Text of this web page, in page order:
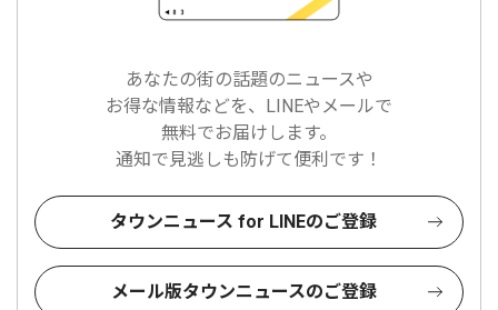
あなたの街の話題のニュースや
お得な情報などを、LINEやメールで
無料でお届けします。
通知で見逃しも防げて便利です！
タウンニュース for LINEのご登録
メール版タウンニュースのご登録